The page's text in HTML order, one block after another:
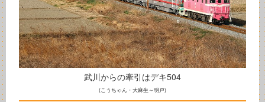
武川からの牽引はデキ504
(こうちゃん・大麻生～明戸)